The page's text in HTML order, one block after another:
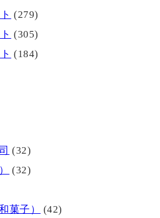
(279)
(305)
(184)
(32)
(32)
菓子）
(42)